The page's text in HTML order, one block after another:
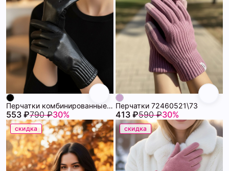
Перчатки комбинированные утепленные 72460522\15
553 ₽790 ₽30%
Перчатки 72460521\73
413 ₽590 ₽30%
скидка скидка